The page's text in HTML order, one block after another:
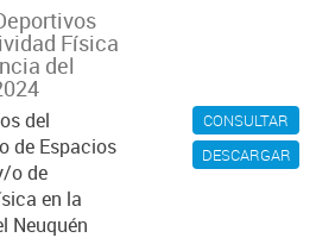
CONSULTAR
DESCARGAR
Física
del
del
de Espacios
o de
en la
Neuquén